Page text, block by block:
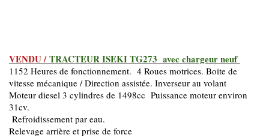
VENDU /TRACTEUR ISEKI TG273 avec chargeur neuf
1152 Heures de fonctionnement. 4 Roues motrices. Boite de
vitesse mécanique / Direction assistée. Inverseur au volant
Moteur diesel 3 cylindres de 1498cc Puissance moteur environ
31cv.
Refroidissement par eau.
Relevage arrière et prise de force